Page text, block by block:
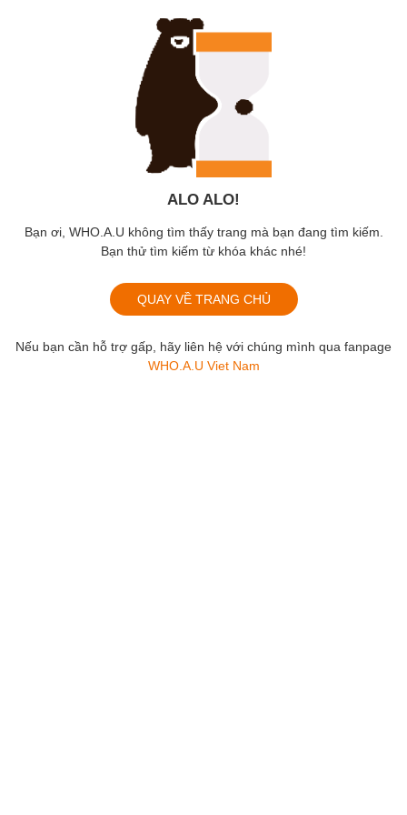
ALO ALO!
Bạn ơi, WHO.A.U không tìm thấy trang mà bạn đang tìm kiếm.
Bạn thử tìm kiếm từ khóa khác nhé!
QUAY VỀ TRANG CHỦ
Nếu bạn cần hỗ trợ gấp, hãy liên hệ với chúng mình qua fanpage
WHO.A.U Viet Nam